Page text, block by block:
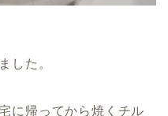
した。
に帰ってから焼くチル